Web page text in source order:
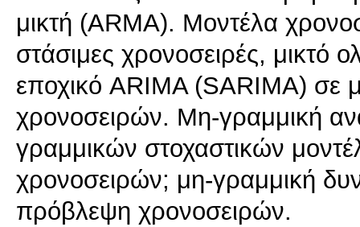
μικτή (ARMA). Μοντέλα
στάσιμες χρονοσειρές, μικτό
εποχικό ARIMA (SARIMA) σε
χρονοσειρών. Μη-γραμμική
γραμμικών στοχαστικών
χρονοσειρών; μη-γραμμική
πρόβλεψη χρονοσειρών.